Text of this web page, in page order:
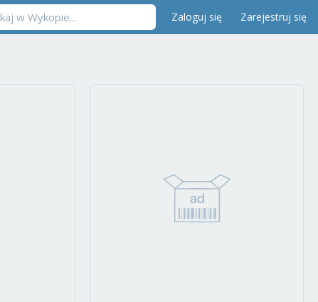
Zaloguj się Zarejestruj się